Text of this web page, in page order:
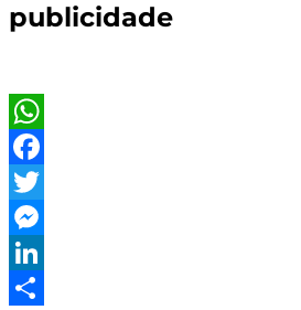
publicidade
WhatsApp
Facebook
Twitter
Messenger
LinkedIn